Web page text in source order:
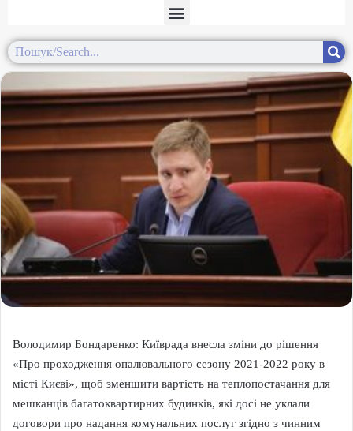
Володимир Бондаренко: Київрада внесла зміни до рішення
«Про проходження опалювального сезону 2021-2022 року в
місті Києві», щоб зменшити вартість на теплопостачання для
мешканців багатоквартирних будинків, які досі не уклали
договори про надання комунальних послуг згідно з чинним